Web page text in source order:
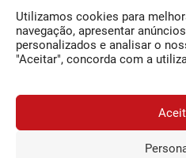
Utilizamos cookies para
navegação, apresentar
personalizados e analisar o
"Aceitar", concorda com a
Siga-nos
Facebook